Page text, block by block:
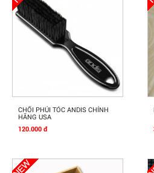
Mua Ngay
CHỔI PHỦI TÓC ANDIS CHÍNH
HÃNG USA
120.000 đ